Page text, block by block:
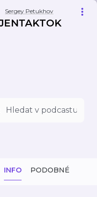
Sergey Petukhov
INFO PODOBNÉ